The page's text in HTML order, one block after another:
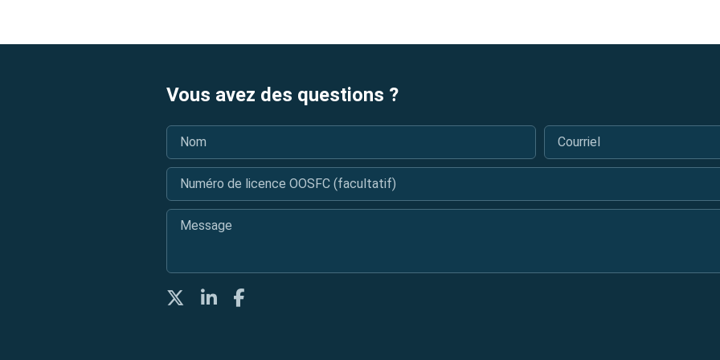
Vous avez des questions ?
Nom Courriel
Numéro de licence OOSFC (facultatif)
Message
TwitterLinkedInFacebook